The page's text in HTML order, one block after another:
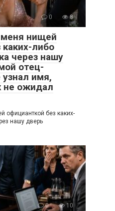
0 8
нищей
либо
через нашу
отец-
имя,
не ожидал
официанткой без каких-
нашу дверь
0 10